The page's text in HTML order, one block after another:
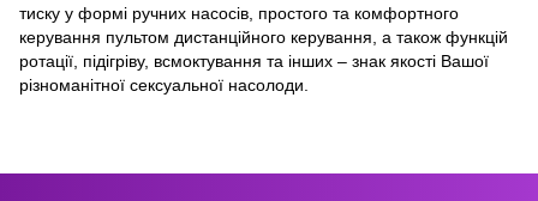
тиску у формі ручних насосів, простого та комфортного
керування пультом дистанційного керування, а також функцій
ротації, підігріву, всмоктування та інших – знак якості Вашої
різноманітної сексуальної насолоди.